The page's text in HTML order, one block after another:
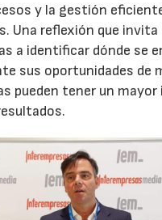
y la gestión
Una reflexión que invita
a identificar dónde se
sus oportunidades de
pueden tener un